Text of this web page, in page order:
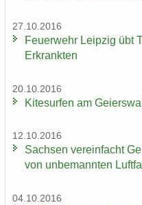
27.10.2016
Feu­er­wehr Leip­zig übt
Er­krank­ten
20.10.2016
Ki­te­sur­fen am
12.10.2016
Sach­sen ver­ein­facht
von un­be­mann­ten
04.10.2016